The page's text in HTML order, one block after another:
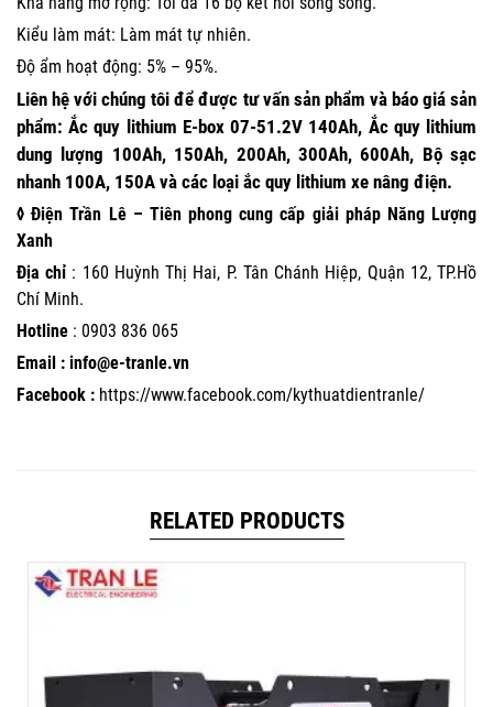
Kiểu làm mát: Làm mát tự nhiên.
Độ ẩm hoạt động: 5% – 95%.
Liên hệ vớichúng tôi để được tư vấn sản phẩm và báo giá sản
phẩm: Ắc quy lithium E-box 07-51.2V 140Ah, Ắc quy lithium
dung lượng 100Ah, 150Ah, 200Ah, 300Ah, 600Ah, Bộ sạc
nhanh 100A, 150A và các loại ắc quy lithium xe nâng điện.
◊ Điện Trần Lê – Tiên phong cung cấp giải pháp Năng Lượng
Xanh
Địa chỉ : 160 Huỳnh Thị Hai, P. Tân Chánh Hiệp, Quận 12, TP.Hồ
Chí Minh.
Hotline : 0903 836 065
Email : info@e-tranle.vn
Facebook : https://www.facebook.com/kythuatdientranle/
RELATED PRODUCTS